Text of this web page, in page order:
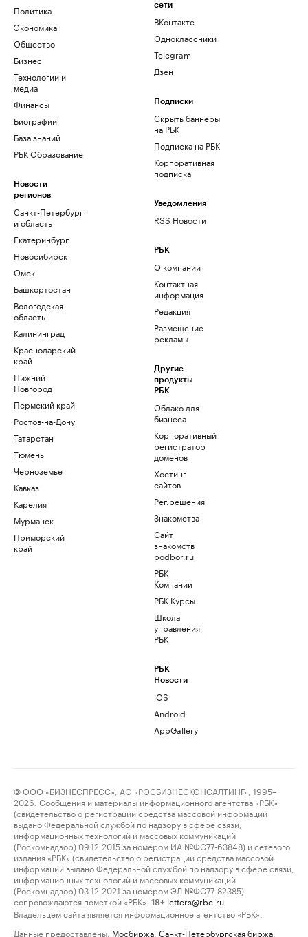
Политика
Экономика
Общество
Бизнес
Технологии и
медиа
Финансы
Биографии
База знаний
РБК Образование
Новости
регионов
Санкт-Петербург
и область
Екатеринбург
Новосибирск
Омск
Башкортостан
Вологодская
область
Калининград
Краснодарский
край
Нижний
Новгород
Пермский край
Ростов-на-Дону
Татарстан
Тюмень
Черноземье
Кавказ
Карелия
Мурманск
Приморский
край
сети
ВКонтакте
Одноклассники
Telegram
Дзен
Подписки
Скрыть баннеры
на РБК
Подписка на РБК
Корпоративная
подписка
Уведомления
RSS Новости
РБК
О компании
Контактная
информация
Редакция
Размещение
рекламы
Другие
продукты
РБК
Облако для
бизнеса
Корпоративный
регистратор
доменов
Хостинг
сайтов
Рег.решения
Знакомства
Сайт
знакомств
podbor.ru
РБК
Компании
РБК Курсы
Школа
управления
РБК
РБК
Новости
iOS
Android
AppGallery
© ООО «БИЗНЕСПРЕСС», АО «РОСБИЗНЕСКОНСАЛТИНГ», 1995–
2026. Сообщения и материалы информационного агентства «РБК»
(свидетельство о регистрации средства массовой информации
выдано Федеральной службой по надзору в сфере связи,
информационных технологий и массовых коммуникаций
(Роскомнадзор) 09.12.2015 за номером ИА №ФС77-63848) и сетевого
издания «РБК» (свидетельство о регистрации средства массовой
информации выдано Федеральной службой по надзору в сфере связи,
информационных технологий и массовых коммуникаций
(Роскомнадзор) 03.12.2021 за номером ЭЛ №ФС77-82385)
сопровождаются пометкой «РБК».
18+ letters@rbc.ru
Владельцем сайта является информационное агентство «РБК».
Данные предоставлены: Мосбиржа Санкт-Петербургская биржа